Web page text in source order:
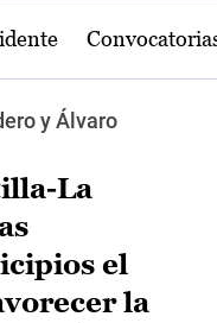
y Álvaro
La
el
la